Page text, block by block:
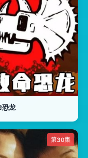
恐龙
第30集